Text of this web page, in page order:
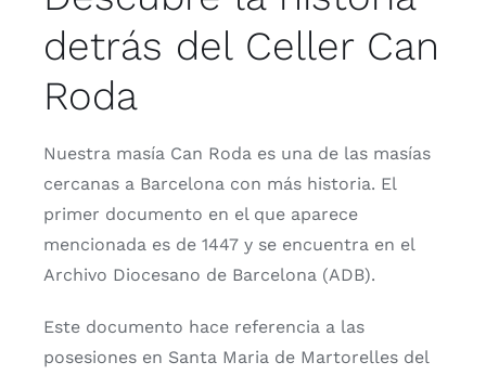
Empresas
Tarjeta regalo
detrás del Celler Can
Roda
Nuestra masía Can Roda es una de las masías
cercanas a Barcelona con más historia. El
primer documento en el que aparece
mencionada es de 1447 y se encuentra en el
Archivo Diocesano de Barcelona (ADB).
Este documento hace referencia a las
posesiones en Santa Maria de Martorelles del